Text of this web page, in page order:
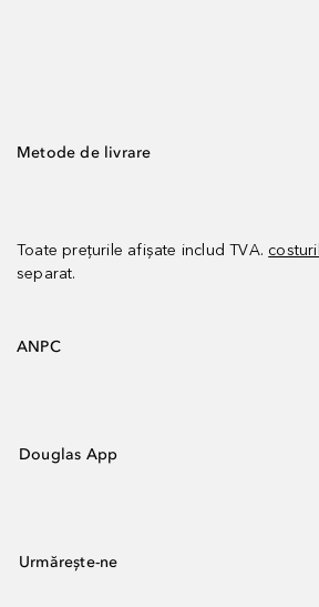
Metode de livrare
Toate prețurile afișate includ TVA.
separat.
ANPC
Douglas App
Urmărește-ne